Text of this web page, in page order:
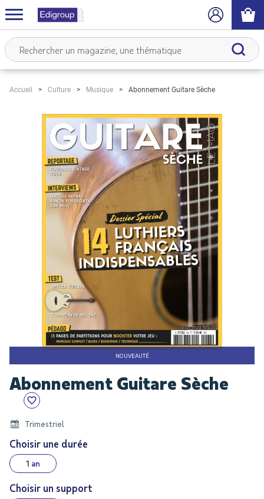
Accueil Culture Musique Abonnement Guitare Sèche
NOUVEAUTÉ
Skip
to
beginning
of
the
images
gallery
Abonnement Guitare Sèche
Trimestriel
Choisir une durée
1 an
Choisir un support